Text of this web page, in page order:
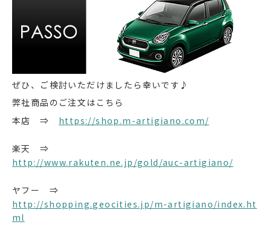
ぜひ、ご検討いただけましたら幸いです♪
弊社商品のご注文はこちら
本店 ⇒ https://shop.m-artigiano.com/
楽天 ⇒
http://www.rakuten.ne.jp/gold/auc-artigiano/
ヤフー ⇒
http://shopping.geocities.jp/m-artigiano/index.ht
ml